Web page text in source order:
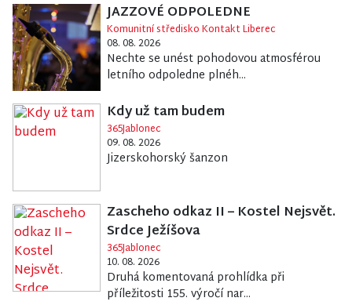
JAZZOVÉ ODPOLEDNE
Komunitní středisko Kontakt Liberec
08. 08. 2026
Nechte se unést pohodovou atmosférou
letního odpoledne plnéh...
Kdy už tam budem
365Jablonec
09. 08. 2026
Jizerskohorský šanzon
Zascheho odkaz II – Kostel Nejsvět.
Srdce Ježíšova
365Jablonec
10. 08. 2026
Druhá komentovaná prohlídka při
příležitosti 155. výročí nar...